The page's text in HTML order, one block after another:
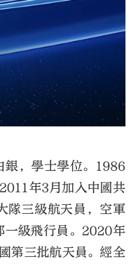
銀，學士學位。1986
年3月加入中國共
隊三級航天員，空軍
一級飛行員。2020年
第三批航天員。經全